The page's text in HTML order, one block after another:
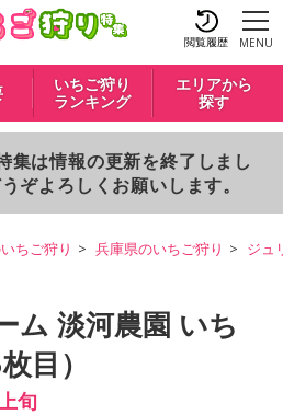
閲覧履歴 MENU
いちご狩り
ランキング
エリアから
探す
集は情報の更新を終了しまし
ぞよろしくお願いします。
ちご狩り 兵庫県のいちご狩り ジュ
ム 淡河農園 いち
目）
旬